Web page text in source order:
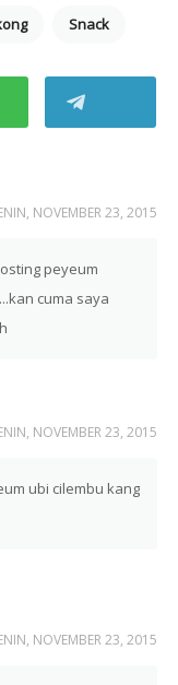
Snack
NOVEMBER 23, 2015
peyeum
cuma saya
NOVEMBER 23, 2015
ubi cilembu kang
NOVEMBER 23, 2015